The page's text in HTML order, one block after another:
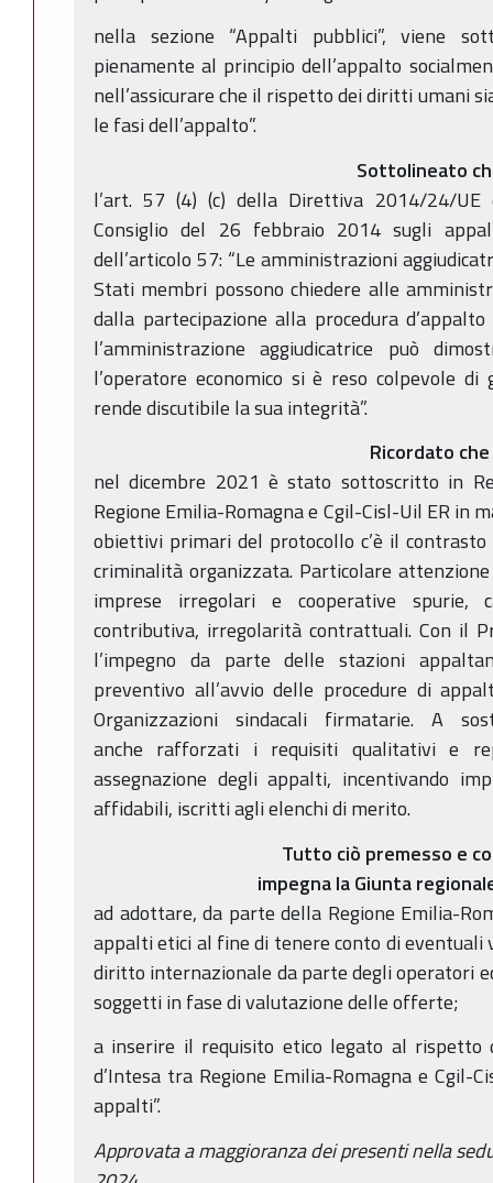
nella sezione “Appalti pubblici”, viene
pienamente al principio dell’appalto
nell’assicurare che il rispetto dei diritti umani
le fasi dell’appalto”.
Sottolineato
l’art. 57 (4) (c) della Direttiva 2014/24/
Consiglio del 26 febbraio 2014 sugli
dell’articolo 57: “Le amministrazioni
Stati membri possono chiedere alle
dalla partecipazione alla procedura
l’amministrazione aggiudicatrice può
l’operatore economico si è reso colpevole
rende discutibile la sua integrità”.
Ricordato che
nel dicembre 2021 è stato sottoscritto in
Regione Emilia-Romagna e Cgil-Cisl-Uil ER in
obiettivi primari del protocollo c’è il
criminalità organizzata. Particolare
imprese irregolari e cooperative spurie,
contributiva, irregolarità contrattuali. Con il
l’impegno da parte delle stazioni
preventivo all’avvio delle procedure di
Organizzazioni sindacali firmatarie. A
anche rafforzati i requisiti qualitativi e
assegnazione degli appalti, incentivando
affidabili, iscritti agli elenchi di merito.
Tutto ciò premesso e
impegna la Giunta
ad adottare, da parte della Regione Emilia-
appalti etici al fine di tenere conto di
diritto internazionale da parte degli operatori
soggetti in fase di valutazione delle offerte;
a inserire il requisito etico legato al rispetto
d’Intesa tra Regione Emilia-Romagna e Cgil-
appalti”.
Approvata a maggioranza dei presenti nella